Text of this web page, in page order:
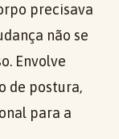
precisava
não se
Envolve
de postura,
para a